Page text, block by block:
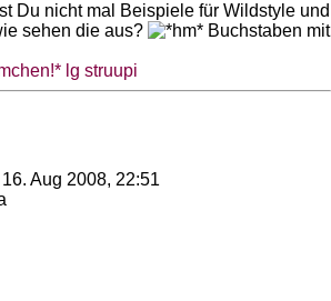
Du nicht mal Beispiele für Wildstyle und
sehen die aus?
Buchstaben mit
lg struupi
Aug 2008, 22:51